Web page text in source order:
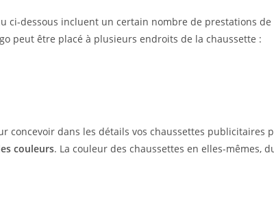
ci-dessous incluent un certain nombre de prestations
peut être placé à plusieurs endroits de la chaussette :
concevoir dans les détails vos chaussettes
couleurs. La couleur des chaussettes en elles-mêmes,